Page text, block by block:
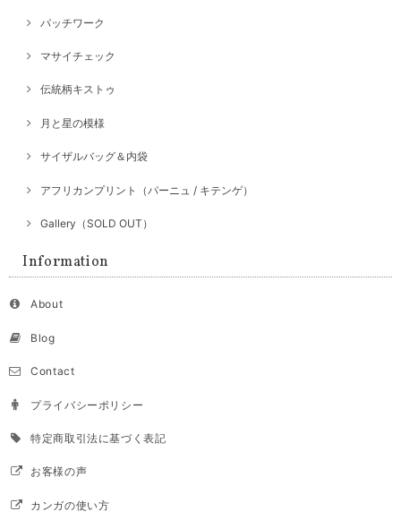
パッチワーク
マサイチェック
伝統柄キストゥ
月と星の模様
サイザルバッグ＆内袋
アフリカンプリント（パーニュ / キテンゲ）
Gallery（SOLD OUT）
Information
About
Blog
Contact
プライバシーポリシー
特定商取引法に基づく表記
お客様の声
カンガの使い方